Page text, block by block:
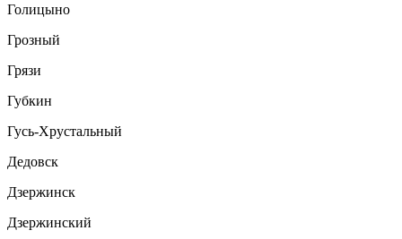
Голицыно
Грозный
Грязи
Губкин
Гусь-Хрустальный
Дедовск
Дзержинск
Дзержинский